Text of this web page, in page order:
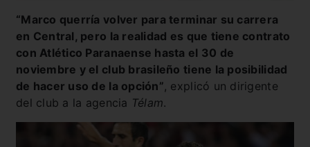
“Marco querría volver para terminar su carrera
en Central, pero la realidad es que tiene contrato
con Atlético Paranaense hasta el 30 de
noviembre y el club brasileño tiene la posibilidad
de hacer uso de la opción”, explicó un dirigente
del club a la agencia Télam.